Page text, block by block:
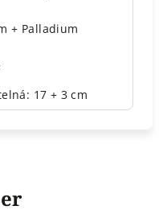
+ Palladium
17 + 3 cm